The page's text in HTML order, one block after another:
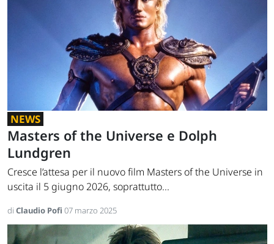
NEWS
Masters of the Universe e Dolph
Lundgren
Cresce l’attesa per il nuovo film Masters of the Universe in
uscita il 5 giugno 2026, soprattutto...
di Claudio Pofi 07 marzo 2025